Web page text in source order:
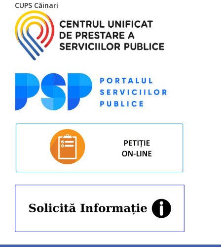
CUPS Căinari